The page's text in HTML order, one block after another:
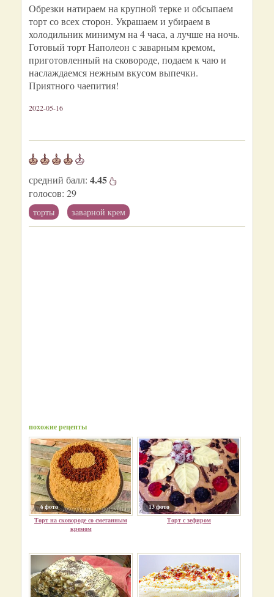
Обрезки натираем на крупной терке и обсыпаем
торт со всех сторон. Украшаем и убираем в
холодильник минимум на 4 часа, а лучше на ночь.
Готовый торт Наполеон с заварным кремом,
приготовленный на сковороде, подаем к чаю и
наслаждаемся нежным вкусом выпечки.
Приятного чаепития!
2022-05-16
средний балл: 4.45
голосов: 29
торты заварной крем
похожие рецепты
6 фото
Торт на сковороде со сметанным
кремом
13 фото
Торт с зефиром